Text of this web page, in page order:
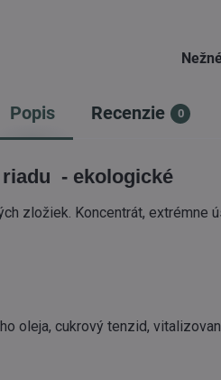
Popis Recenzie 0
- ekologické
zložiek. Koncentrát, extrémne
oleja, cukrový tenzid,